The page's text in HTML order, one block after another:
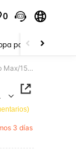
0
para dormir
1 pieza Funda de teléfono con diseño de flor de loto, compatible con Apple 17 Pro Max/17 Air/16 Pro Max/15 Pro Max/16E/14 Plus/13/12/11/XR/XS Max, elegante y sofisticada, fresca y dulce en general, adecuada para amantes de las flores y quienes buscan regalos románticos de cumpleaños, accesorios de teléfono
3 días